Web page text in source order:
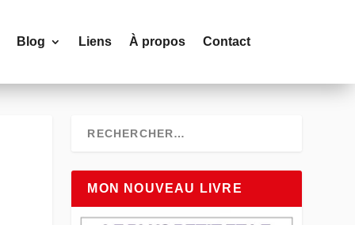
Blog Liens À propos Contact
MON NOUVEAU LIVRE